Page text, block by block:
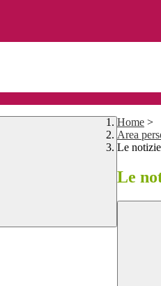
Home >
Area
Le notizie
Le